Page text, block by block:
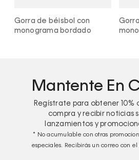
Gorra de béisbol con
monograma bordado
Mantente En
Regístrate para obtener 10%
compra y recibir noticias
lanzamientos y
* No acumulable con otras
especiales. Recibirás un correo con